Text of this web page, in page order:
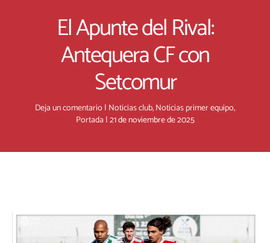
El Apunte del Rival:
Antequera CF con
Setcomur
Deja un comentario | Noticias club,Noticias primer equipo,
Portada |21 de noviembre de 2025